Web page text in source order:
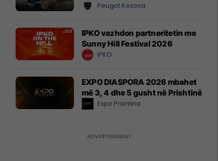
Peugot Kosova
IPKO vazhdon partneritetin me
Sunny Hill Festival 2026
IPKO
EXPO DIASPORA 2026 mbahet
më 3, 4 dhe 5 gusht në Prishtinë
Expo Prishtina